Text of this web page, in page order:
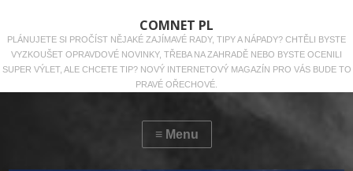
COMNET PL
PLÁNUJETE SI PROČÍST NĚJAKÉ ZAJÍMAVÉ RADY, TIPY A NÁPADY? CHTĚLI BYSTE
VYZKOUŠET OPRAVDOVÉ NOVINKY, TŘEBA NA ZAHRADĚ NEBO BYSTE OCENILI
SUPER VÝLET, ALE CHCETE TIP? NOVÝ INTERNETOVÝ MAGAZÍN PRO VÁS BUDE TO
PRAVÉ OŘECHOVÉ.